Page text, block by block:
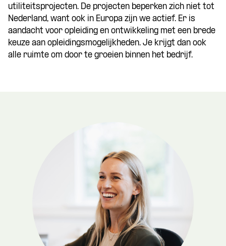
utiliteitsprojecten. De projecten beperken zich niet tot
Nederland, want ook in Europa zijn we actief. Er is
aandacht voor opleiding en ontwikkeling met een brede
keuze aan opleidingsmogelijkheden. Je krijgt dan ook
alle ruimte om door te groeien binnen het bedrijf.